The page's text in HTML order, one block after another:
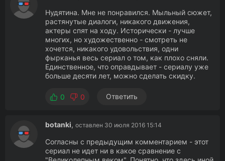
Нудятина. Мне не понравился. Мыльный сюжет,
растянутые диалоги, никакого движения,
актеры спят на ходу. Исторически - лучше
многих, но художественно - смотреть не
хочется, никакого удовольствия, одни
фырканья весь сериал о том, как плохо сняли.
Единственное, что оправдывает - сериалу уже
больше десяти лет, можно сделать скидку.
0 0 Ответить
botanki, оставлен 30 июля 2016 15:14
Согласны с предыдущим комментарием - этот
сериал не идет ни в какое сравнение с